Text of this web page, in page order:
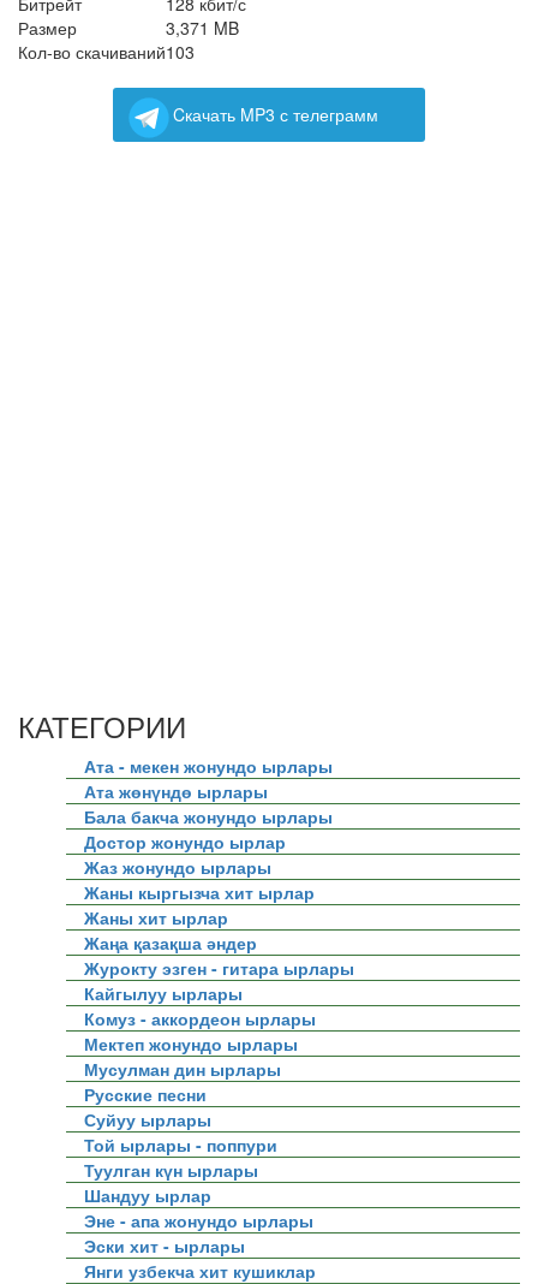
Размер
3,371 MB
Кол-во скачиваний103
Cкачать MP3 с телеграмм
КАТЕГОРИИ
Ата - мекен жонундо ырлары
Ата жөнүндө ырлары
Бала бакча жонундо ырлары
Достор жонундо ырлар
Жаз жонундо ырлары
Жаны кыргызча хит ырлар
Жаны хит ырлар
Жаңа қазақша әндер
Журокту эзген - гитара ырлары
Кайгылуу ырлары
Комуз - аккордеон ырлары
Мектеп жонундо ырлары
Мусулман дин ырлары
Русские песни
Суйуу ырлары
Той ырлары - поппури
Туулган күн ырлары
Шандуу ырлар
Эне - апа жонундо ырлары
Эски хит - ырлары
Янги узбекча хит кушиклар